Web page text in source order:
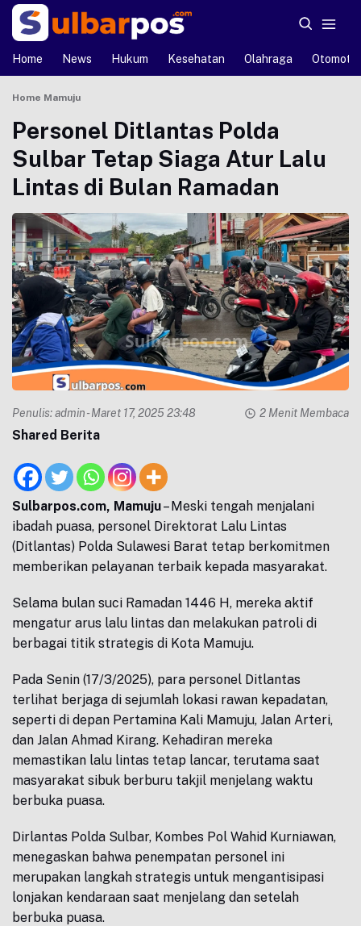
Home News Hukum Kesehatan Olahraga Otomotif
Home Mamuju
Personel Ditlantas Polda
Sulbar Tetap Siaga Atur Lalu
Lintas di Bulan Ramadan
Penulis:admin- Maret 17, 2025 23:48 2 Menit Membaca
Shared Berita
Sulbarpos.com, Mamuju– Meski tengah menjalani
ibadah puasa, personel Direktorat Lalu Lintas
(Ditlantas) Polda Sulawesi Barat tetap berkomitmen
memberikan pelayanan terbaik kepada masyarakat.
Selama bulan suci Ramadan 1446 H, mereka aktif
mengatur arus lalu lintas dan melakukan patroli di
berbagai titik strategis di Kota Mamuju.
Pada Senin (17/3/2025), para personel Ditlantas
terlihat berjaga di sejumlah lokasi rawan kepadatan,
seperti di depan Pertamina Kali Mamuju, Jalan Arteri,
dan Jalan Ahmad Kirang. Kehadiran mereka
memastikan lalu lintas tetap lancar, terutama saat
masyarakat sibuk berburu takjil menjelang waktu
berbuka puasa.
Dirlantas Polda Sulbar, Kombes Pol Wahid Kurniawan,
menegaskan bahwa penempatan personel ini
merupakan langkah strategis untuk mengantisipasi
lonjakan kendaraan saat menjelang dan setelah
berbuka puasa.